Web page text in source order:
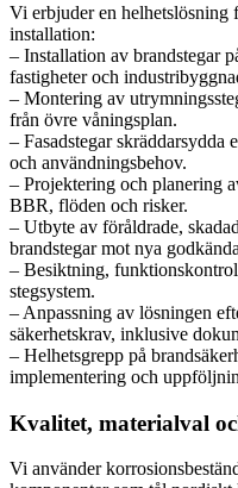
Vi erbjuder en
installation:
– Installation av brandstegar
fastigheter och
– Montering av
från övre våningsplan.
– Fasadstegar skräddarsydda
och användningsbehov.
– Projektering och planering
BBR, flöden och risker.
– Utbyte av föråldrade,
brandstegar mot nya
– Besiktning,
stegsystem.
– Anpassning av lösningen
säkerhetskrav, inklusive
– Helhetsgrepp på
implementering och
Kvalitet, materialval
Vi använder